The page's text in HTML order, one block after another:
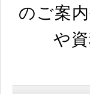
のご案
や資